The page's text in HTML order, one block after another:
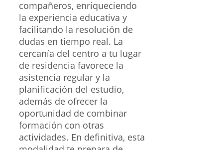
compañeros, enriqueciendo
la experiencia educativa y
facilitando la resolución de
dudas en tiempo real. La
cercanía del centro a tu lugar
de residencia favorece la
asistencia regular y la
planificación del estudio,
además de ofrecer la
oportunidad de combinar
formación con otras
actividades. En definitiva, esta